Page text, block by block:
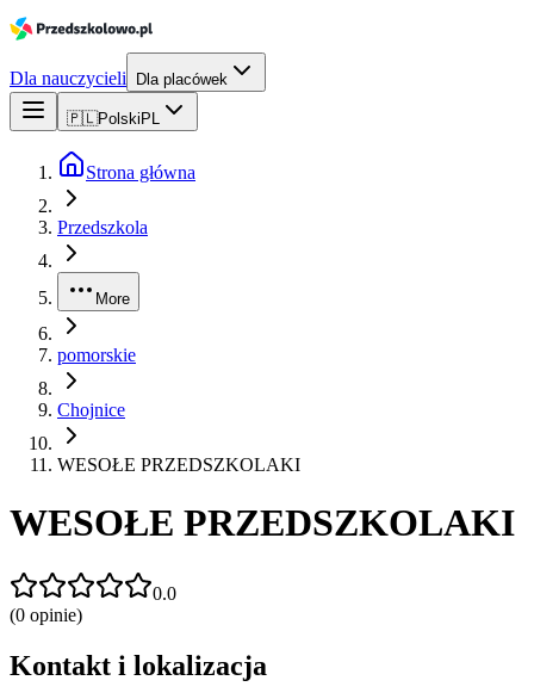
Dla nauczycieli Dla placówek
🇵🇱Polski PL
Strona główna
Przedszkola
More
pomorskie
Chojnice
WESOŁE PRZEDSZKOLAKI
WESOŁE PRZEDSZKOLAKI
0.0
(0 opinie)
Kontakt i lokalizacja